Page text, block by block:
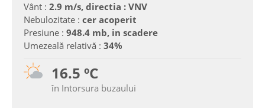
Vânt : 2.9 m/s, directia : VNV
Nebulozitate : cer acoperit
Presiune : 948.4 mb, in scadere
Umezeală relativă : 34%
16.5 ºC
în Intorsura buzaului